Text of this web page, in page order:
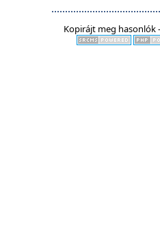
Kopirájt meg hasonlók